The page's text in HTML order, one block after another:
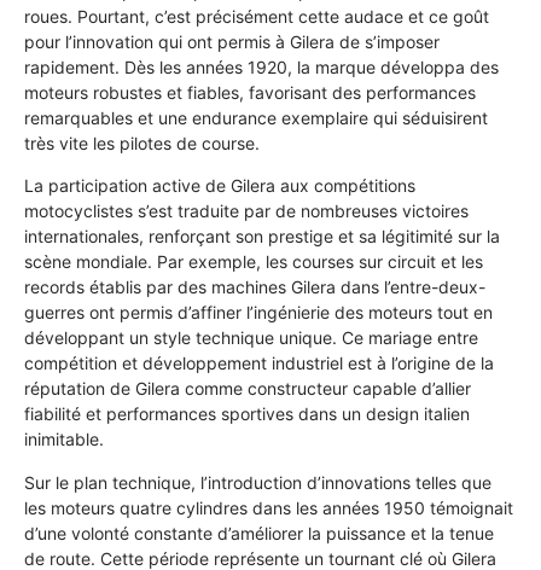
roues. Pourtant, c’est précisément cette audace et ce goût
pour l’innovation qui ont permis à Gilera de s’imposer
rapidement. Dès les années 1920, la marque développa des
moteurs robustes et fiables, favorisant des performances
remarquables et une endurance exemplaire qui séduisirent
très vite les pilotes de course.
La participation active de Gilera aux compétitions
motocyclistes s’est traduite par de nombreuses victoires
internationales, renforçant son prestige et sa légitimité sur la
scène mondiale. Par exemple, les courses sur circuit et les
records établis par des machines Gilera dans l’entre-deux-
guerres ont permis d’affiner l’ingénierie des moteurs tout en
développant un style technique unique. Ce mariage entre
compétition et développement industriel est à l’origine de la
réputation de Gilera comme constructeur capable d’allier
fiabilité et performances sportives dans un design italien
inimitable.
Sur le plan technique, l’introduction d’innovations telles que
les moteurs quatre cylindres dans les années 1950 témoignait
d’une volonté constante d’améliorer la puissance et la tenue
de route. Cette période représente un tournant clé où Gilera